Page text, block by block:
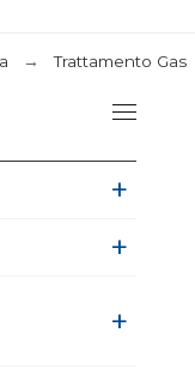
Trattamento Gas
+
+
+